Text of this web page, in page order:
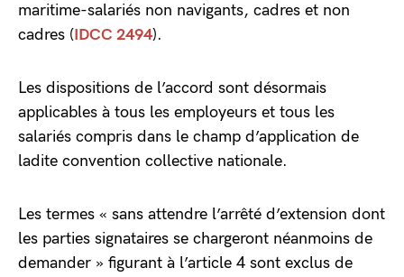
maritime-salariés non navigants, cadres et non
cadres (IDCC 2494).
Les dispositions de l’accord sont désormais
applicables à tous les employeurs et tous les
salariés compris dans le champ d’application de
ladite convention collective nationale.
Les termes « sans attendre l’arrêté d’extension dont
les parties signataires se chargeront néanmoins de
demander » figurant à l’article 4 sont exclus de